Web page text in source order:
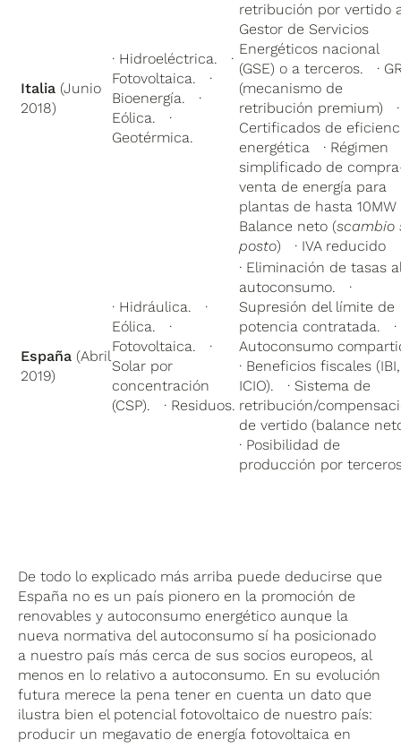
Italia (Junio
2018)
· Hidroeléctrica. ·
Fotovoltaica. ·
Bioenergía. ·
Eólica. ·
Geotérmica.
retribución por vertido
Gestor de Servicios
Energéticos nacional
(GSE) o a terceros. ·
(mecanismo de
retribución premium) ·
Certificados de
energética
· Régimen
simplificado de
venta de energía para
plantas de hasta
Balance neto (scambio
posto) · IVA reducido
España (Abril
2019)
· Hidráulica. ·
Eólica. ·
Fotovoltaica. ·
Solar por
concentración
(CSP). · Residuos.
· Eliminación de tasas
autoconsumo. ·
Supresión del límite de
potencia contratada. ·
Autoconsumo
· Beneficios fiscales (IBI,
ICIO). · Sistema de
retribución/
de vertido (balance
· Posibilidad de
producción por
De todo lo explicado más arriba puede deducirse que
España no es un país pionero en la promoción de
renovables y autoconsumo energético aunque la
nueva normativa del autoconsumo sí ha posicionado
a nuestro país más cerca de sus socios europeos, al
menos en lo relativo a autoconsumo. En su evolución
futura merece la pena tener en cuenta un dato que
ilustra bien el potencial fotovoltaico de nuestro país:
producir un megavatio de energía fotovoltaica en